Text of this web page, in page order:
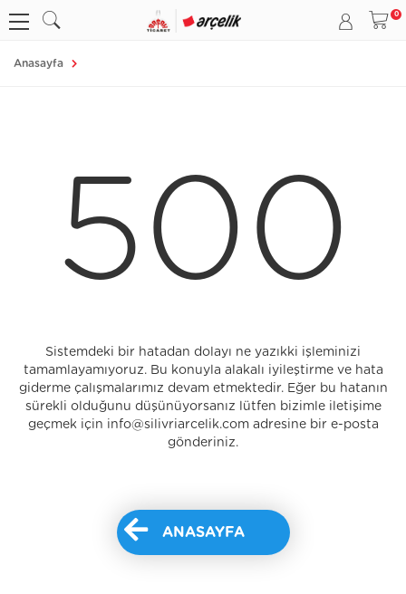
Anasayfa
500
Sistemdeki bir hatadan dolayı ne yazıkki işleminizi
tamamlayamıyoruz. Bu konuyla alakalı iyileştirme ve hata
giderme çalışmalarımız devam etmektedir. Eğer bu hatanın
sürekli olduğunu düşünüyorsanız lütfen bizimle iletişime
geçmek için info@silivriarcelik.com adresine bir e-posta
gönderiniz.
ANASAYFA